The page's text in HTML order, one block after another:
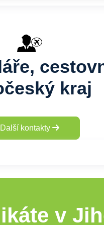
kraj
Další kontakty
v